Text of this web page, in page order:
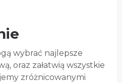
wybrać najlepsze
oraz załatwią wszystkie
zróżnicowanymi